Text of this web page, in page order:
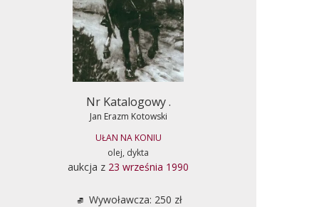
Nr Katalogowy .
Jan Erazm Kotowski
UŁAN NA KONIU
olej, dykta
aukcja z 23 września 1990
Wywoławcza: 250 zł